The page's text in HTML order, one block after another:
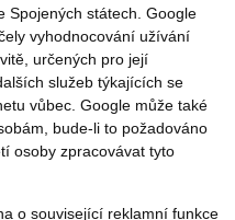
Spojených státech. Google
vyhodnocování užívání
určených pro její
služeb týkajících se
vůbec. Google může také
bude-li to požadováno
osoby zpracovávat tyto
o související reklamní funkce